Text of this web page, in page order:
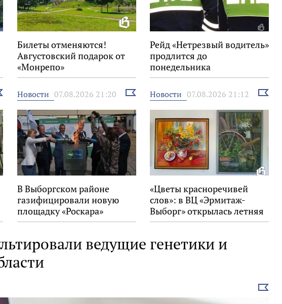
Билеты отменяются!
Августовский подарок от
«Монрепо»
Рейд «Нетрезвый водитель»
продлится до
понедельника
Новости 07.08.2026 21:20
Выбрать
новость
В Выборгском районе
газифицировали новую
площадку «Роскара»
Новости 07.08.2026 21:12
Выбрать
«Цветы красноречивей
слов»: в ВЦ «Эрмитаж-
Выборг» открылась летняя
выставка
ведущие генетики и
Выбрать